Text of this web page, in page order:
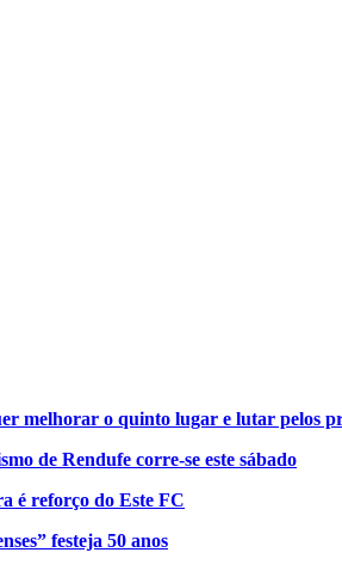
melhorar o quinto lugar e lutar pelos
de Rendufe corre-se este sábado
é reforço do Este FC
festeja 50 anos